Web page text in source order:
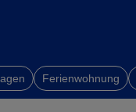
Ferienwohnung